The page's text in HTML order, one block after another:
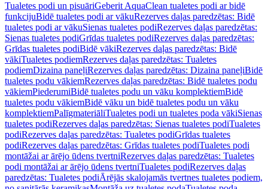
Tualetes podi un pisuāriGeberit AquaClean tualetes podi ar bidē
funkcijuBidē tualetes podi ar vākuRezerves daļas paredzētas: Bidē
tualetes podi ar vākuSienas tualetes podiRezerves daļas paredzētas:
Sienas tualetes podiGrīdas tualetes podiRezerves daļas paredzētas:
Grīdas tualetes podiBidē vākiRezerves daļas paredzētas: Bidē
vākiTualetes podiemRezerves daļas paredzētas: Tualetes
podiemDizaina paneļiRezerves daļas paredzētas: Dizaina paneļiBidē
tualetes podu vākiemRezerves daļas paredzētas: Bidē tualetes podu
vākiemPiederumiBidē tualetes podu un vāku komplektiemBidē
tualetes podu vākiemBidē vāku un bidē tualetes podu un vāku
komplektiemPalīgmateriāliTualetes podi un tualetes poda vākiSienas
tualetes podiRezerves daļas paredzētas: Sienas tualetes podiTualetes
podiRezerves daļas paredzētas: Tualetes podiGrīdas tualetes
podiRezerves daļas paredzētas: Grīdas tualetes podiTualetes podi
montāžai ar ārējo ūdens tvertniRezerves daļas paredzētas: Tualetes
podi montāžai ar ārējo ūdens tvertniTualetes podiRezerves daļas
paredzētas: Tualetes podiĀrējās skalojamās tvertnes tualetes podiem,